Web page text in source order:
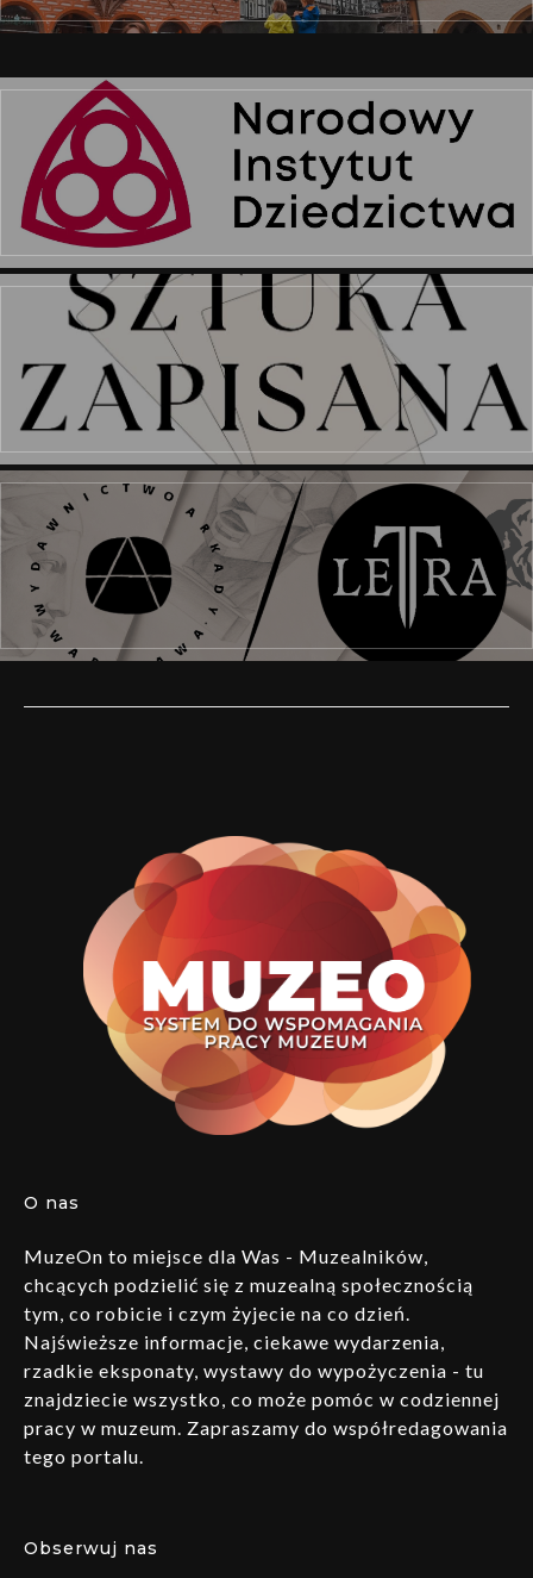
O nas
MuzeOn to miejsce dla Was - Muzealników,
chcących podzielić się z muzealną społecznością
tym, co robicie i czym żyjecie na co dzień.
Najświeższe informacje, ciekawe wydarzenia,
rzadkie eksponaty, wystawy do wypożyczenia - tu
znajdziecie wszystko, co może pomóc w codziennej
pracy w muzeum. Zapraszamy do współredagowania
tego portalu.
Obserwuj nas